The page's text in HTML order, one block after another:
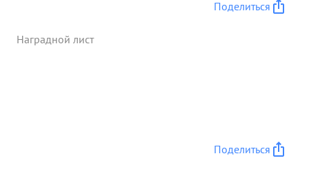
Поделиться
Наградной лист
Поделиться